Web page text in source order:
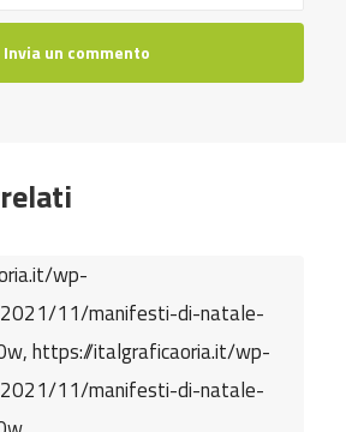
wp-
11/manifesti-di-natale-
https://italgraficaoria.it/wp-
11/manifesti-di-natale-